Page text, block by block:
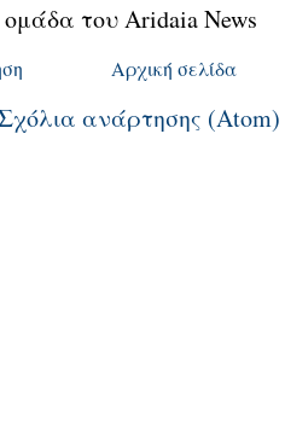
του Aridaia News
Αρχική σελίδα
ανάρτησης (Atom)